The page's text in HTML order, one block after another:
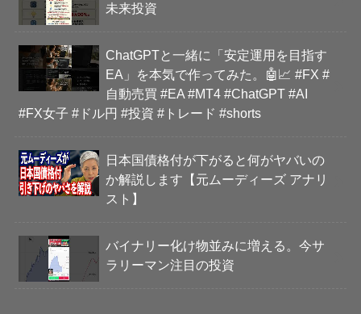
未来投資
ChatGPTと一緒に「安定運用を目指す
EA」を本気で作ってみた。🤖📈 #FX #
自動売買 #EA #MT4 #ChatGPT #AI
#FX女子 #ドル円 #投資 #トレード #shorts
日本国債格付が下がると何がヤバいの
か解説します【元ムーディーズ アナリ
スト】
バイナリー化け物並みに増える。今サ
ラリーマン注目の投資